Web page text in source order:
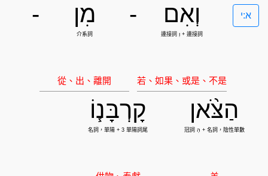
א:י וְאִם - מִן -
הַצֹּ֨אן קָרְבָּנ֧וֹ